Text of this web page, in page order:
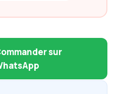
sur